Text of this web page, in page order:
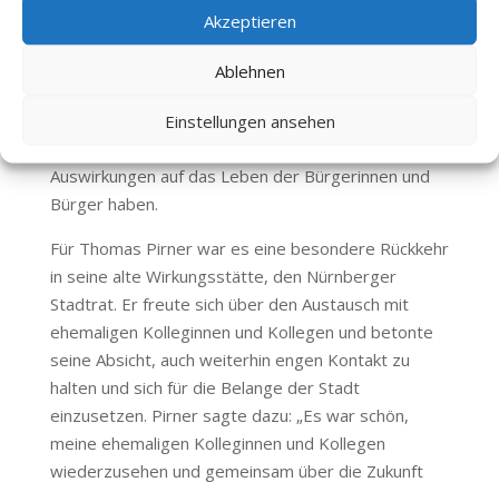
Akzeptieren
Ablehnen
Einstellungen ansehen
des Frankenschnellwegs, die Weiterentwicklung der
Magnetschwebebahn, die StUB sowie die
Altstadt. Diese Themen stehen im Fokus der
Auswirkungen auf das Leben der Bürgerinnen und
Bürger haben.
Für Thomas Pirner war es eine besondere Rückkehr
in seine alte Wirkungsstätte, den Nürnberger
Stadtrat. Er freute sich über den Austausch mit
ehemaligen Kolleginnen und Kollegen und betonte
seine Absicht, auch weiterhin engen Kontakt zu
halten und sich für die Belange der Stadt
einzusetzen. Pirner sagte dazu: „Es war schön,
meine ehemaligen Kolleginnen und Kollegen
wiederzusehen und gemeinsam über die Zukunft